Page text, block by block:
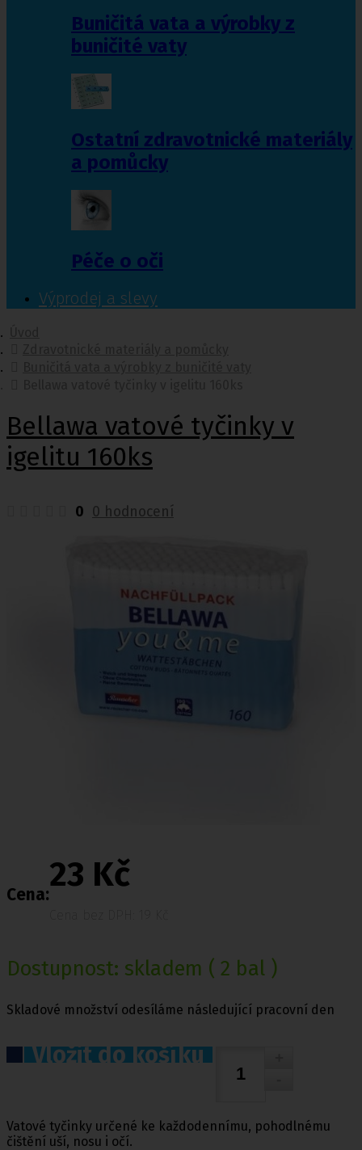
Buničitá vata a výrobky z
buničité vaty
Ostatní zdravotnické materiály
a pomůcky
Péče o oči
Výprodej a slevy
Bellawa vatové tyčinky v
igelitu 160ks
0 0 hodnocení
Cena:
23 Kč
Dostupnost: skladem ( 2 bal )
Skladové množství odesíláme následující pracovní den
Vložit do košíku
Vatové tyčinky určené ke každodennímu, pohodlnému
čištění uší, nosu i očí.